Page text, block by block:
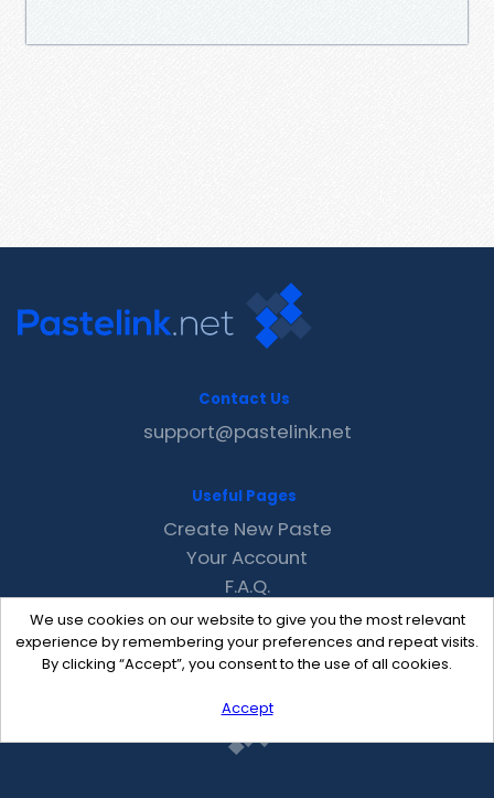
We use cookies on our website to give you the most relevant
experience by remembering your preferences and repeat visits.
By clicking “Accept”, you consent to the use of all cookies.
Accept
Contact Us
support@pastelink.net
Useful Pages
Create New Paste
Your Account
F.A.Q.
Recent
Contact